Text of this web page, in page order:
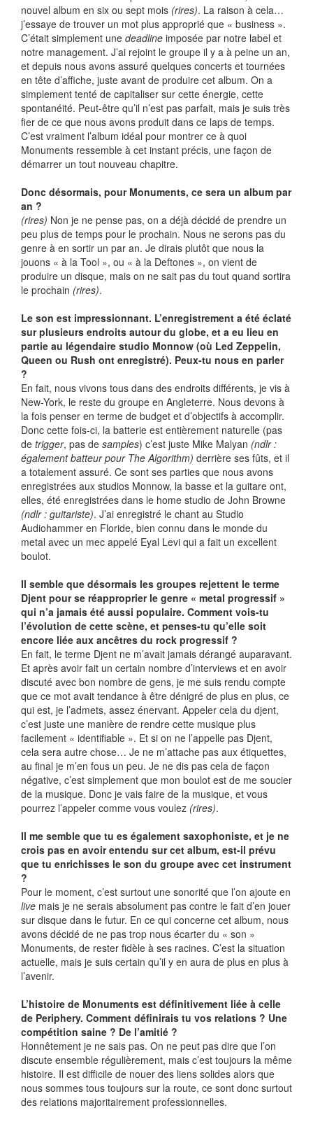
nouvel album en six ou sept mois (rires). La raison à cela…
j’essaye de trouver un mot plus approprié que « business ».
C’était simplement une deadline imposée par notre label et
notre management. J’ai rejoint le groupe il y a à peine un an,
et depuis nous avons assuré quelques concerts et tournées
en tête d’affiche, juste avant de produire cet album. On a
simplement tenté de capitaliser sur cette énergie, cette
spontanéité. Peut-être qu’il n’est pas parfait, mais je suis très
fier de ce que nous avons produit dans ce laps de temps.
C’est vraiment l’album idéal pour montrer ce à quoi
Monuments ressemble à cet instant précis, une façon de
démarrer un tout nouveau chapitre.
Donc désormais, pour Monuments, ce sera un album par
an ?
(rires) Non je ne pense pas, on a déjà décidé de prendre un
peu plus de temps pour le prochain. Nous ne serons pas du
genre à en sortir un par an. Je dirais plutôt que nous la
jouons « à la Tool », ou « à la Deftones », on vient de
produire un disque, mais on ne sait pas du tout quand sortira
le prochain (rires).
Le son est impressionnant. L’enregistrement a été éclaté
sur plusieurs endroits autour du globe, et a eu lieu en
partie au légendaire studio Monnow (où Led Zeppelin,
Queen ou Rush ont enregistré). Peux-tu nous en parler
?
En fait, nous vivons tous dans des endroits différents, je vis à
New-York, le reste du groupe en Angleterre. Nous devons à
la fois penser en terme de budget et d’objectifs à accomplir.
Donc cette fois-ci, la batterie est entièrement naturelle (pas
de trigger, pas de samples) c’est juste Mike Malyan (ndlr :
également batteur pour The Algorithm) derrière ses fûts, et il
a totalement assuré. Ce sont ses parties que nous avons
enregistrées aux studios Monnow, la basse et la guitare ont,
elles, été enregistrées dans le home studio de John Browne
(ndlr : guitariste). J’ai enregistré le chant au Studio
Audiohammer en Floride, bien connu dans le monde du
metal avec un mec appelé Eyal Levi qui a fait un excellent
boulot.
Il semble que désormais les groupes rejettent le terme
Djent pour se réapproprier le genre « metal progressif »
qui n’a jamais été aussi populaire. Comment vois-tu
l’évolution de cette scène, et penses-tu qu’elle soit
encore liée aux ancêtres du rock progressif ?
En fait, le terme Djent ne m’avait jamais dérangé auparavant.
Et après avoir fait un certain nombre d’interviews et en avoir
discuté avec bon nombre de gens, je me suis rendu compte
que ce mot avait tendance à être dénigré de plus en plus, ce
qui est, je l’admets, assez énervant. Appeler cela du djent,
c’est juste une manière de rendre cette musique plus
facilement « identifiable ». Et si on ne l’appelle pas Djent,
cela sera autre chose… Je ne m’attache pas aux étiquettes,
au final je m’en fous un peu. Je ne dis pas cela de façon
négative, c’est simplement que mon boulot est de me soucier
de la musique. Donc je vais faire de la musique, et vous
pourrez l’appeler comme vous voulez (rires).
Il me semble que tu es également saxophoniste, et je ne
crois pas en avoir entendu sur cet album, est-il prévu
que tu enrichisses le son du groupe avec cet instrument
?
Pour le moment, c’est surtout une sonorité que l’on ajoute en
live mais je ne serais absolument pas contre le fait d’en jouer
sur disque dans le futur. En ce qui concerne cet album, nous
avons décidé de ne pas trop nous écarter du « son »
Monuments, de rester fidèle à ses racines. C’est la situation
actuelle, mais je suis certain qu’il y en aura de plus en plus à
l’avenir.
L’histoire de Monuments est définitivement liée à celle
de Periphery. Comment définirais tu vos relations ? Une
compétition saine ? De l’amitié ?
Honnêtement je ne sais pas. On ne peut pas dire que l’on
discute ensemble régulièrement, mais c’est toujours la même
histoire. Il est difficile de nouer des liens solides alors que
nous sommes tous toujours sur la route, ce sont donc surtout
des relations majoritairement professionnelles.